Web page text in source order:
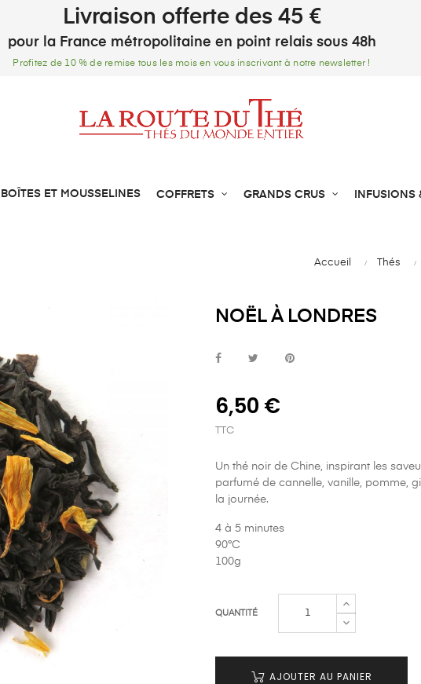
Livraison offerte des 45 €
pour la France métropolitaine en point relais sous 48h
Profitez de 10 % de remise tous les mois en vous inscrivant à notre newsletter !
BOÎTES ET MOUSSELINES COFFRETS GRANDS CRUS INFUSIONS
Accueil Thés
NOËL À LONDRES
6,50 €
TTC
Un thé noir de Chine, inspirant les
parfumé de cannelle, vanille, pomme,
la journée.
4 à 5 minutes
90°C
100g
QUANTITÉ
AJOUTER AU PANIER